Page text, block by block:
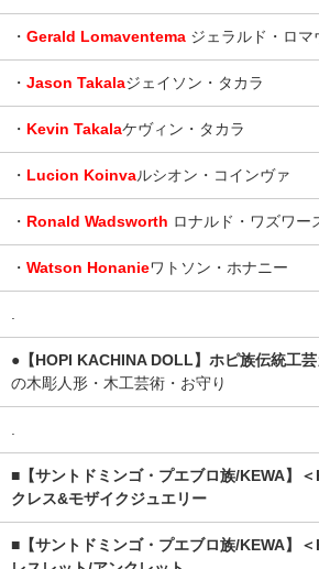
・ Gerald Lomaventema ジェラルド・ロマ
・ Jason Takalaジェイソン・タカラ
・ Kevin Takalaケヴィン・タカラ
・ Lucion Koinvaルシオン・コインヴァ
・ Ronald Wadsworth ロナルド・ワズワー
・ Watson Honanieワトソン・ホナニー
●【HOPI KACHINA DOLL】ホピ族伝統工
の木彫人形・木工芸術・お守り
■【サントドミンゴ・プエブロ族/KEWA】
クレス&モザイクジュエリー
■【サントドミンゴ・プエブロ族/KEWA】